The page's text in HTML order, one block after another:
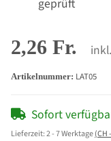
geprüft
2,26 Fr.
Artikelnummer: LAT05
Sofort
Lieferzeit:2 - 7 Werktage(CH